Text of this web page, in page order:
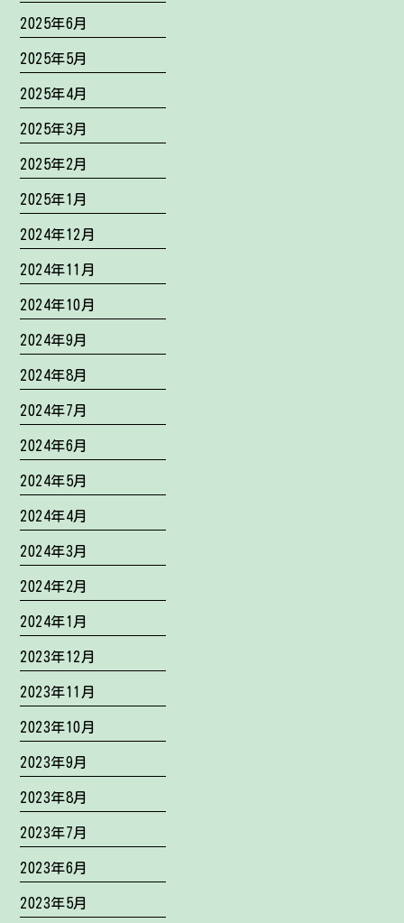
2025年6月
2025年5月
2025年4月
2025年3月
2025年2月
2025年1月
2024年12月
2024年11月
2024年10月
2024年9月
2024年8月
2024年7月
2024年6月
2024年5月
2024年4月
2024年3月
2024年2月
2024年1月
2023年12月
2023年11月
2023年10月
2023年9月
2023年8月
2023年7月
2023年6月
2023年5月